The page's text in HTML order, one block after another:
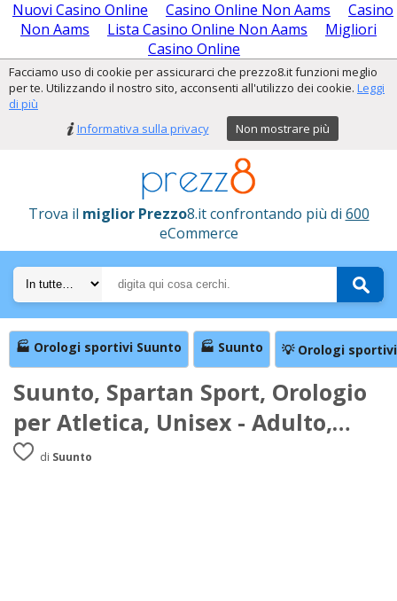
Nuovi Casino Online Casino Online Non Aams
Casino
Non Aams
Lista Casino Online Non Aams
Migliori
Casino Online
Facciamo uso di cookie per assicurarci che prezzo8.it funzioni meglio
per te. Utilizzando il nostro sito, acconsenti all'utilizzo dei cookie. Leggi
di più
Informativa sulla privacy
Non mostrare più
Trova il miglior Prezzo8.it confrontando più di 600
eCommerce
🏭 Orologi sportivi Suunto 🏭 Suunto 💡 Orologi sportivi
Suunto, Spartan Sport, Orologio
per Atletica, Unisex - Adulto,
Nero, Taglia Unica
di Suunto